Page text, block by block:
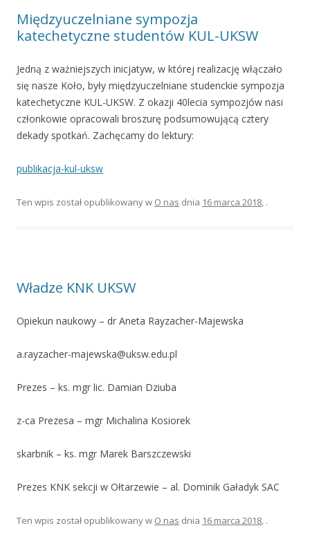
Międzyuczelniane sympozja
katechetyczne studentów KUL-UKSW
Jedną z ważniejszych inicjatyw, w której realizację włączało
się nasze Koło, były międzyuczelniane studenckie sympozja
katechetyczne KUL-UKSW. Z okazji 40lecia sympozjów nasi
członkowie opracowali broszurę podsumowującą cztery
dekady spotkań. Zachęcamy do lektury:
publikacja-kul-uksw
Ten wpis został opublikowany w O nas dnia 16 marca 2018, .
Władze KNK UKSW
Opiekun naukowy – dr Aneta Rayzacher-Majewska
a.rayzacher-majewska@uksw.edu.pl
Prezes – ks. mgr lic. Damian Dziuba
z-ca Prezesa – mgr Michalina Kosiorek
skarbnik – ks. mgr Marek Barszczewski
Prezes KNK sekcji w Ołtarzewie – al. Dominik Gaładyk SAC
Ten wpis został opublikowany w O nas dnia 16 marca 2018, .